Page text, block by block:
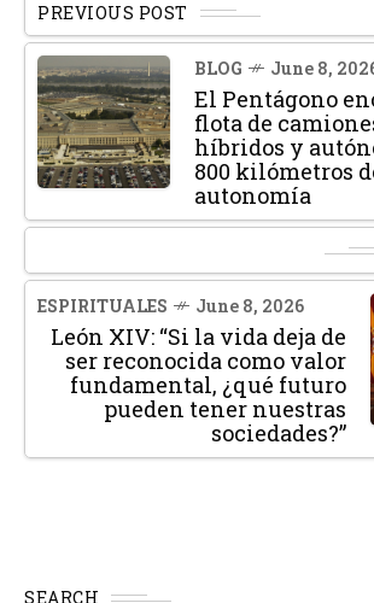
PREVIOUS POST
BLOG June 8,
El Pentágono
flota de
híbridos y
800 kilómetros
autonomía
ESPIRITUALES June 8, 2026
León XIV: “Si la vida deja de
ser reconocida como valor
fundamental, ¿qué futuro
pueden tener nuestras
sociedades?”
SEARCH